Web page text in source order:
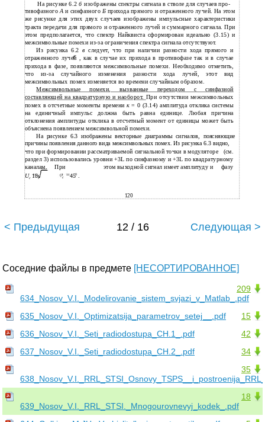
На рисунке 6.2 б изображены спектры сигнала в стволе для случаев про-
тивофазногоАи синфазногоБ прихода прямого и отраженного лучей. На этом
же рисунке для этих двух случаев изображены импульсные характеристики
тракта передачи для прямого и отраженного лучей и суммарного сигнала. При
этом предполагается, что спектр Найквиста сформирован идеально (3.15) и
межсимвольные помехи из-за ограничения спектра сигнала отсутствуют.
Из рисунка 6.2вследует, что при наличии разности хода прямого и
отраженного лучей , как в случае их прихода в противофазе так и в случае
прихода в фазе, появляются межсимвольные помехи. Необходимо отметить,
что из-за случайного изменения разности хода лучей, этот вид
межсимвольных помех изменяется во времени случайным образом.
Межсимвольные помехи, вызванные переходом с синфазной
составляющей на квадратурную и наоборот. При отсутствии межсимвольных
помех в отсчетные моменты временик= 0 (3.14) амплитуда отклика системы
на единичный импульс должна быть равна единице. Любая причина
отклонения амплитуды отклика в отсчетный момент от единицы может быть
объяснена появлением межсимвольной помехи.
На рисунке 6.3 изображены векторные диаграммы сигналов, поясняющие
причины появления данного вида межсимвольных помех. Из рисунка 6.3 видно,
что при формировании рассматриваемой сигнальной точки в модуляторе (см.
раздел 3) использовались уровни +3L по синфазному и +3L по квадратурному
каналам. При этом выходной сигнал имеет амплитуду и фазу
Uс 18, с 450 .
120
< Предыдущая 12 / 16 Следующая >
Соседние файлы в предмете [НЕСОРТИРОВАННОЕ]
209
634_Nosov_V.I._Modelirovanie_sistem_svjazi_v_Matlab_.pdf
15
635_Nosov_V.I._Optimizatsija_parametrov_setej__.pdf
42
636_Nosov_V.I._Seti_radiodostupa_CH.1_.pdf
34
637_Nosov_V.I._Seti_radiodostupa_CH.2_.pdf
35
18
639_Nosov_V.I._RRL_STSI._Mnogourovnevyj_kodek_.pdf